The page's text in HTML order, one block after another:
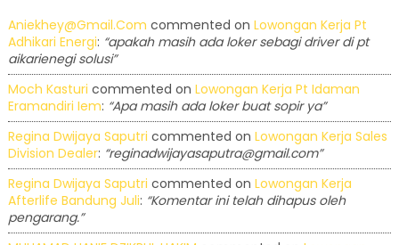
Aniekhey@gmail.com commented on Lowongan Kerja Pt
Adhikari Energi: “apakah masih ada loker sebagi driver di pt
aikarienegi solusi”
Moch Kasturi commented on Lowongan Kerja Pt Idaman
Eramandiri Iem: “Apa masih ada loker buat sopir ya”
Regina Dwijaya Saputri commented on Lowongan Kerja Sales
Division Dealer: “reginadwijayasaputra@gmail.com”
Regina Dwijaya Saputri commented on Lowongan Kerja
Afterlife Bandung Juli: “Komentar ini telah dihapus oleh
pengarang.”